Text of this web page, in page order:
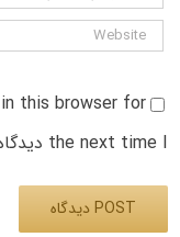
this browser for
the next time I دیدگاه.